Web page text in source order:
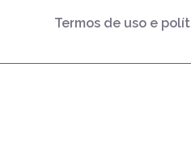
Termos de uso e